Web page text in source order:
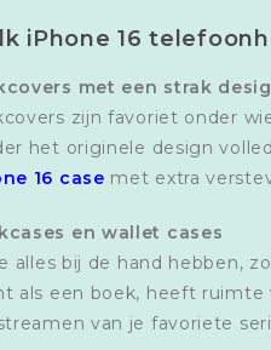
iPhone 16
met een strak
zijn favoriet onder
het originele design
16 case met extra
en wallet cases
alles bij de hand hebben,
als een boek, heeft ruimte
van je favoriete